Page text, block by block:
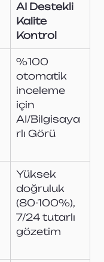
AI Destekli
Kalite
Kontrol
%100
otomatik
inceleme
için
AI/Bilgisaya
rlı Görü
Yüksek
doğruluk
(80-100%),
7/24 tutarlı
gözetim